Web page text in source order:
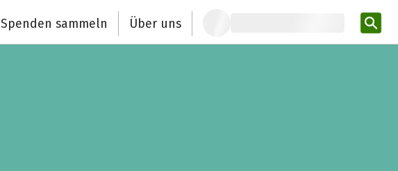
Spenden sammeln Über uns